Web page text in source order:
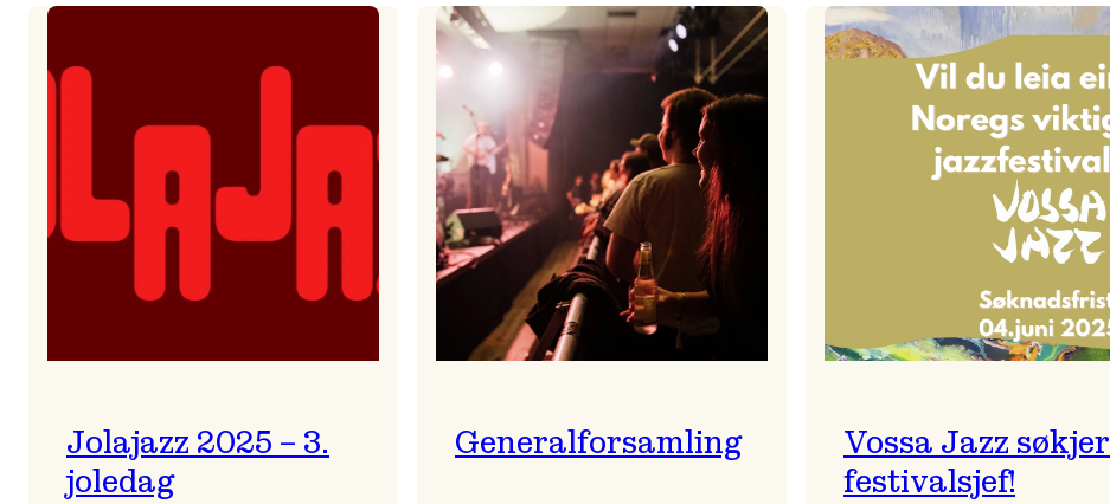
frå
2026
–
Ingunn van Etten
er
tilbake!
Jolajazz 2025 – 3.
joledag
Generalforsamling
Vossa Jazz søkjer
festivalsjef!